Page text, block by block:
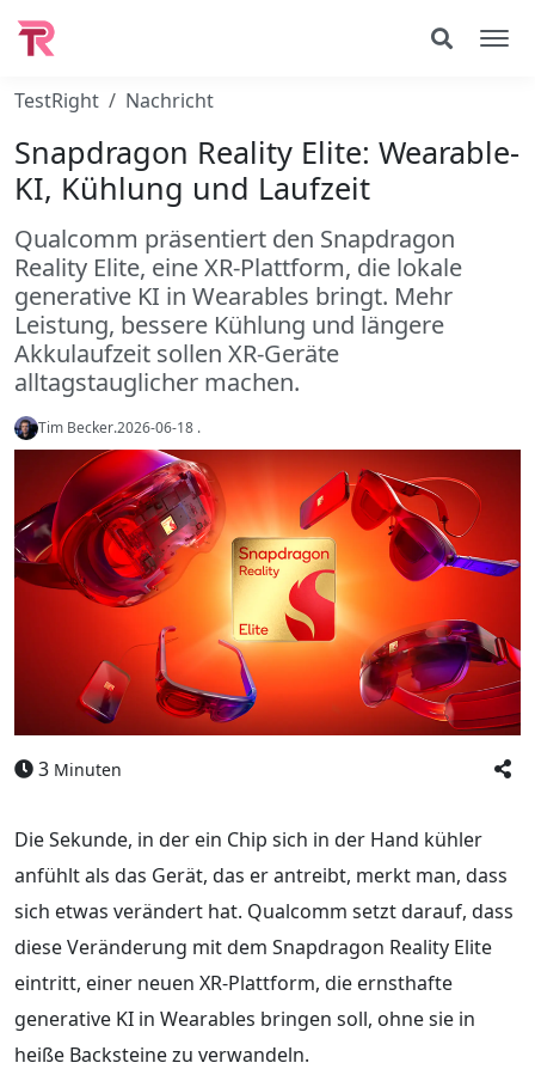
TestRight Nachricht
Snapdragon Reality Elite: Wearable-
KI, Kühlung und Laufzeit
Qualcomm präsentiert den Snapdragon
Reality Elite, eine XR-Plattform, die lokale
generative KI in Wearables bringt. Mehr
Leistung, bessere Kühlung und längere
Akkulaufzeit sollen XR-Geräte
alltagstauglicher machen.
Tim Becker.2026-06-18 .
3 Minuten
Die Sekunde, in der ein Chip sich in der Hand kühler
anfühlt als das Gerät, das er antreibt, merkt man, dass
sich etwas verändert hat. Qualcomm setzt darauf, dass
diese Veränderung mit dem Snapdragon Reality Elite
eintritt, einer neuen XR-Plattform, die ernsthafte
generative KI in Wearables bringen soll, ohne sie in
heiße Backsteine zu verwandeln.